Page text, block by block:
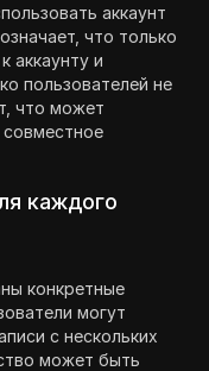
аккаунт
что только
аккаунту и
пользователей не
что может
совместное
каждого
конкретные
могут
с нескольких
может быть